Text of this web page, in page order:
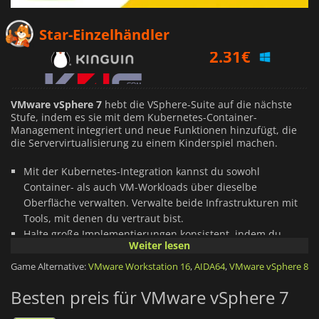
Star-Einzelhändler
2.54 €
2.93€
VMware vSphere 7 hebt die VSphere-Suite auf die nächste
Stufe, indem es sie mit dem Kubernetes-Container-
Management integriert und neue Funktionen hinzufügt, die
die Servervirtualisierung zu einem Kinderspiel machen.
Mit der Kubernetes-Integration kannst du sowohl
Container- als auch VM-Workloads über dieselbe
Oberfläche verwalten. Verwalte beide Infrastrukturen mit
Tools, mit denen du vertraut bist.
Halte große Implementierungen konsistent, indem du
dieselben Vcenter-Konfigurationen mit VCenter Server
Profiles verwendest. Importiere und exportiere
Mit Multi-Homing kannst du mehrere IP-Adressen und bis
zu vier NICs unterstützen.
Weiter lesen
Game Alternative:VMware Workstation 16,AIDA64,VMware vSphere 8
Besten preis für VMware vSphere 7